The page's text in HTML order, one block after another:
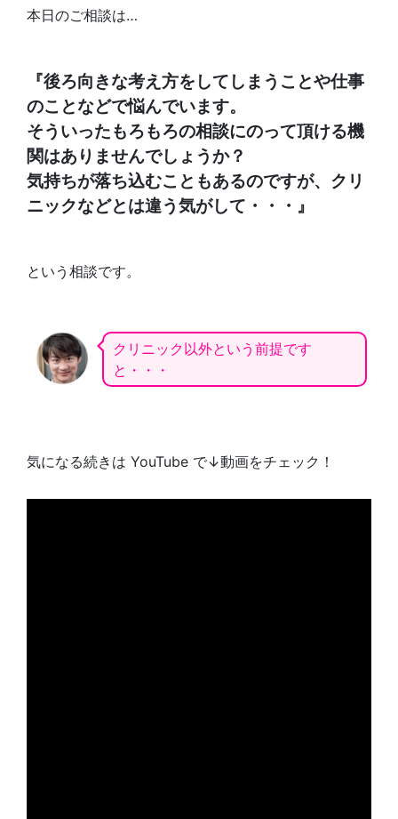
本日のご相談は…
『後ろ向きな考え方をしてしまうことや仕事
のことなどで悩んでいます。
そういったもろもろの相談にのって頂ける機
関はありませんでしょうか？
気持ちが落ち込むこともあるのですが、クリ
ニックなどとは違う気がして・・・』
という相談です。
クリニック以外という前提です
と・・・
気になる続きは YouTube で↓動画をチェック！